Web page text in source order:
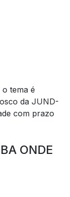
tema é
da JUND-
com prazo
ONDE